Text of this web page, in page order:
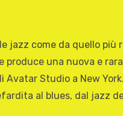
jazz come da quello più
una nuova e rara
Avatar Studio a New
al blues, dal jazz